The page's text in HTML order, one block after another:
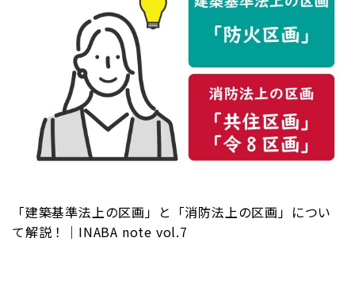
「建築基準法上の区画」と「消防法上の区画」につい
て解説！｜INABA note vol.7